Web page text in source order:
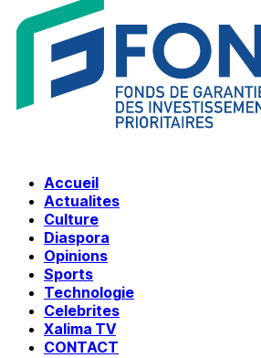
Accueil
Actualites
Culture
Diaspora
Opinions
Sports
Technologie
Celebrites
Xalima TV
CONTACT